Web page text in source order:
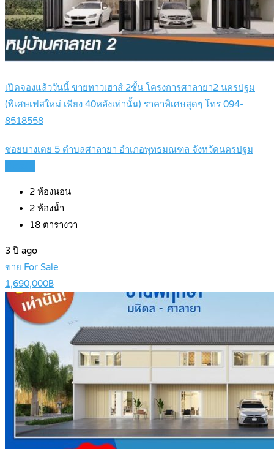
เปิดจองแล้ววันนี้ ขายทาวเฮาส์ 2ชั้น โครงการศาลายา2 นครปฐม
(พิเศษเฟสใหม่ เพียง 40หลังเท่านั้น) ราคาพิเศษสุดๆ โทร 094-
8518558
ซอยบางเตย 5 ตำบลศาลายา อำเภอพุทธมณฑล จังหวัดนครปฐม
2 ห้องนอน
2 ห้องน้ำ
18 ตารางวา
3 ปี ago
ขาย For Sale
1,690,000฿